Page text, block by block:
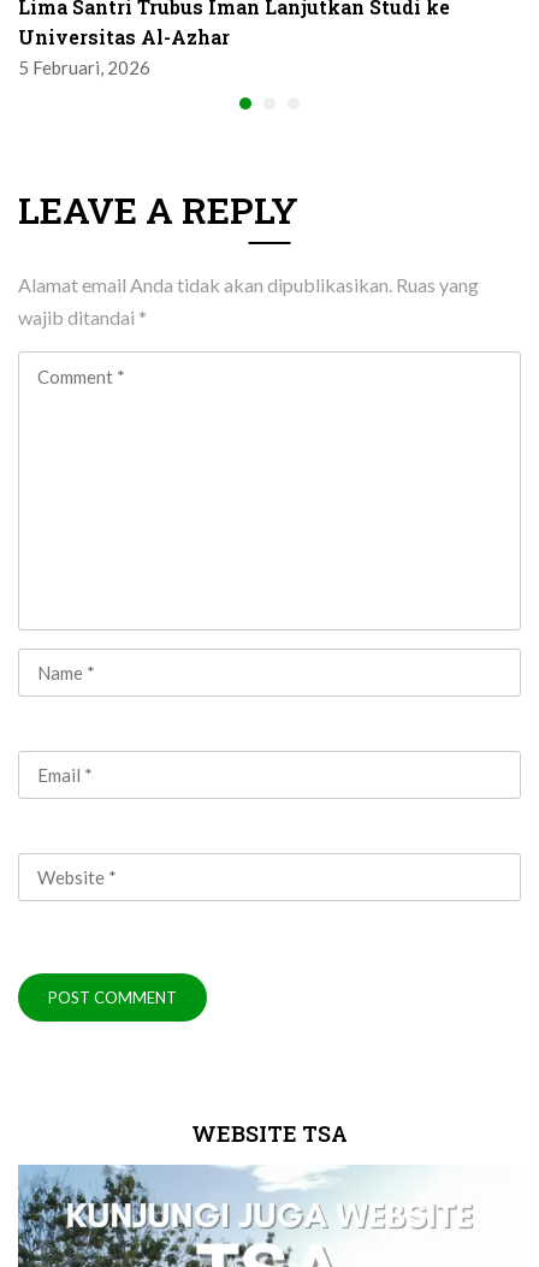
Lima Santri Trubus Iman Lanjutkan Studi ke
Universitas Al-Azhar
5 Februari, 2026
LEAVE A REPLY
Alamat email Anda tidak akan dipublikasikan. Ruas yang
wajib ditandai *
WEBSITE TSA